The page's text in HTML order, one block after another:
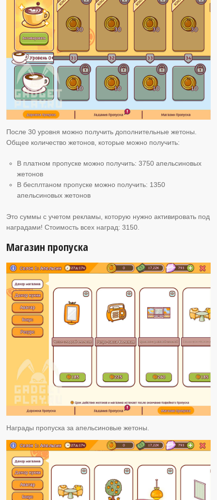
После 30 уровня можно получить дополнительные жетоны.
Общее количество жетонов, которые можно получить:
В платном пропуске можно получить: 3750 апельсиновых
жетонов
В бесплтаном пропуске можно получить: 1350
апельсиновых жетонов
Это суммы с учетом рекламы, которую нужно активировать под
наградами! Стоимость всех наград: 3150.
Магазин пропуска
Награды пропуска за апельсиновые жетоны.